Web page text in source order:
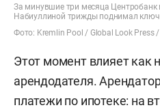
За минувшие три месяца Центробанк
Набиуллиной трижды поднимал
Фото: Kremlin Pool / Global Look Press /
Этот момент влияет как
арендодателя.
платежи по ипотеке: на